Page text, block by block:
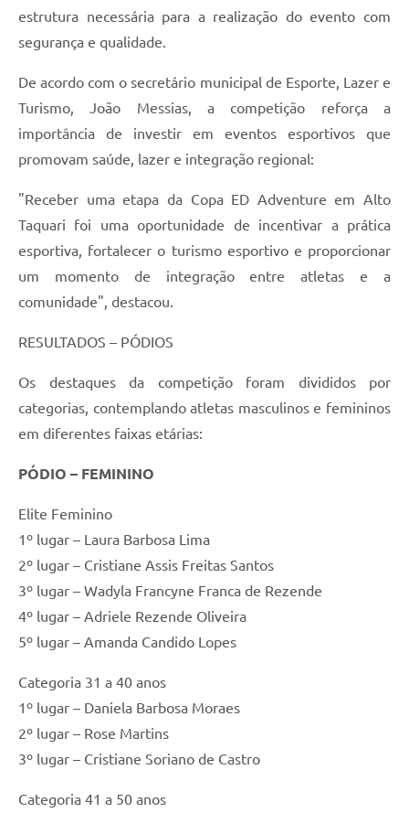
estrutura necessária para a realização do evento com
segurança e qualidade.
De acordo com o secretário municipal de Esporte, Lazer e
Turismo, João Messias, a competição reforça a
importância de investir em eventos esportivos que
promovam saúde, lazer e integração regional:
"Receber uma etapa da Copa ED Adventure em Alto
Taquari foi uma oportunidade de incentivar a prática
esportiva, fortalecer o turismo esportivo e proporcionar
um momento de integração entre atletas e a
comunidade", destacou.
RESULTADOS – PÓDIOS
Os destaques da competição foram divididos por
categorias, contemplando atletas masculinos e femininos
em diferentes faixas etárias:
PÓDIO – FEMININO
Elite Feminino
1º lugar – Laura Barbosa Lima
2º lugar – Cristiane Assis Freitas Santos
3º lugar – Wadyla Francyne Franca de Rezende
4º lugar – Adriele Rezende Oliveira
5º lugar – Amanda Candido Lopes
Categoria 31 a 40 anos
1º lugar – Daniela Barbosa Moraes
2º lugar – Rose Martins
3º lugar – Cristiane Soriano de Castro
Categoria 41 a 50 anos